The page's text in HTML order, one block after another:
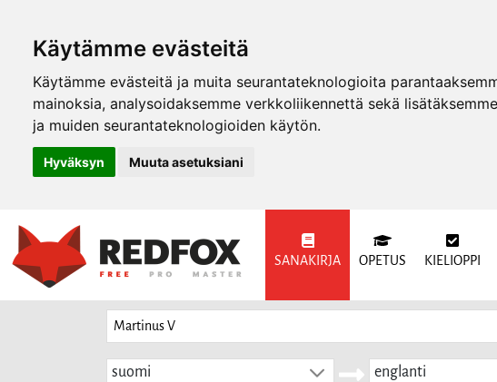
Käytämme evästeitä
Käytämme evästeitä ja muita seurantateknologioita
mainoksia, analysoidaksemme verkkoliikennettä sekä
ja muiden seurantateknologioiden käytön.
Hyväksyn Muuta asetuksiani
SANAKIRJA OPETUS KIELIOPPI
suomi englanti